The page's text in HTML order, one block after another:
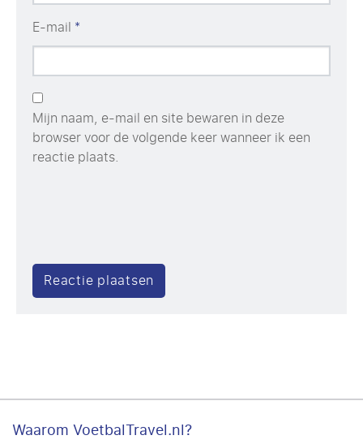
E-mail *
Mijn naam, e-mail en site bewaren in deze
browser voor de volgende keer wanneer ik een
reactie plaats.
Waarom VoetbalTravel.nl?